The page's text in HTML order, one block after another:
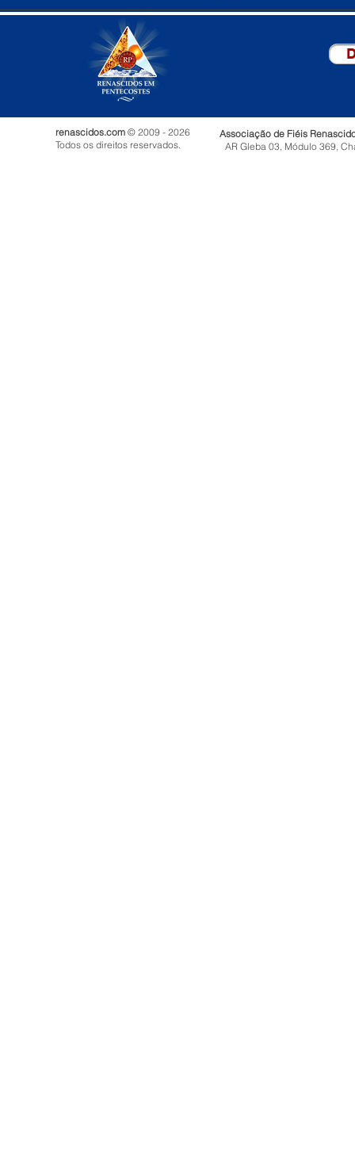
renascidos.com © 2009 - 2026
Todos os direitos reservados.
Associação de Fiéis
AR Gleba 03, Módulo 369,